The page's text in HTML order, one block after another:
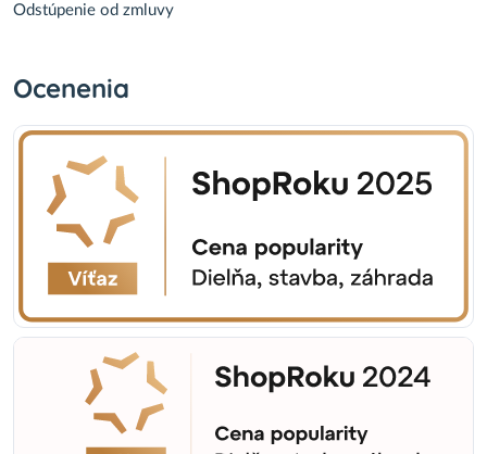
Odstúpenie od zmluvy
Ocenenia